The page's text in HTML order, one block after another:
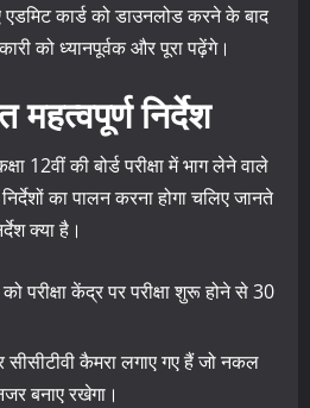
कार्ड को डाउनलोड करने के बाद
को ध्यानपूर्वक और पूरा पढ़ेंगे।
महत्वपूर्ण निर्देश
12वीं की बोर्ड परीक्षा में भाग लेने वाले
का पालन करना होगा चलिए जानते
क्या है।
को परीक्षा केंद्र पर परीक्षा शुरू होने से 30
सीसीटीवी कैमरा लगाए गए हैं जो नकल
बनाए रखेगा।